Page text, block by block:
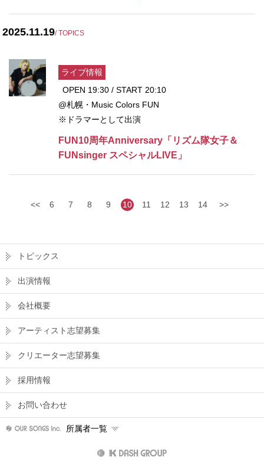
2025.11.19/ TOPICS
ライブ情報
OPEN 19:30 / START 20:10
@札幌・Music Colors FUN
※ドラマーとして出演
FUN10周年Anniversary「リズム隊女子＆
FUNsinger スペシャルLIVE」
<< 6 7 8 9 10 11 12 13 14 >>
トピックス
出演情報
会社概要
アーティスト志望募集
クリエーター志望募集
採用情報
お問い合わせ
所属者一覧